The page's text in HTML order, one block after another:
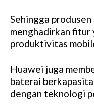
Sehingga
menghadirkan fitur
produktivitas
Huawei juga
baterai
dengan teknologi